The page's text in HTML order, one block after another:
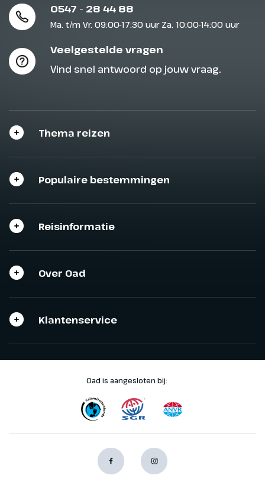
0547 - 28 44 88
Ma. t/m Vr. 09:00-17:30 uur Za. 10:00-14:00 uur
Veelgestelde vragen
Vind snel antwoord op jouw vraag.
Thema reizen
Populaire bestemmingen
Reisinformatie
Over Oad
Klantenservice
Oad is aangesloten bij: